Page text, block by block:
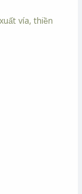
vía, thiền